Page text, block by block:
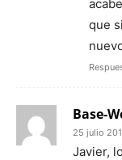
que
Base-
25 julio
Javier,